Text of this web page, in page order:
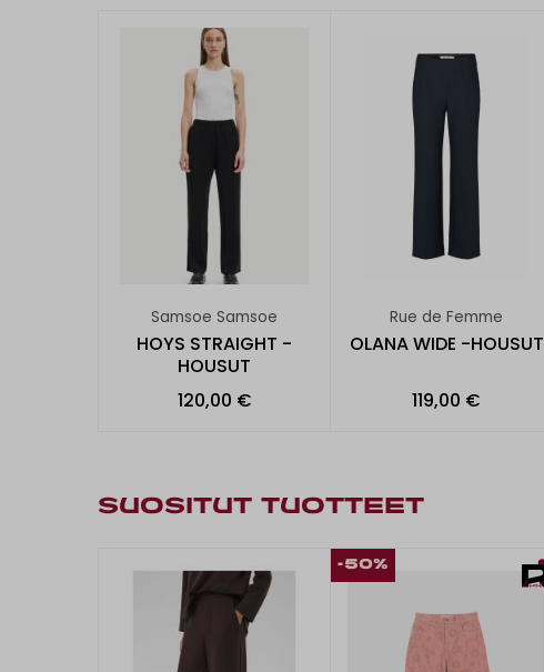
Samsoe Samsoe
HOYS STRAIGHT -
HOUSUT
120,00 €
Rue de Femme
OLANA WIDE -HOUSUT
119,00 €
SUOSITUT TUOTTEET
-50%